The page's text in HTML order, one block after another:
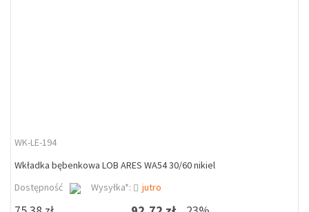
WK-LE-194
Wkładka bębenkowa LOB ARES WA54 30/60 nikiel
Dostępność
Wysyłka*: jutro